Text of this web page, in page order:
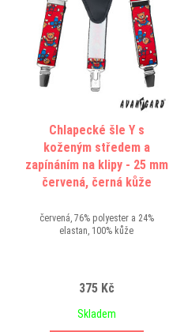
Chlapecké šle Y s
koženým středem a
zapínáním na klipy - 25 mm
červená, černá kůže
červená, 76% polyester a 24%
elastan, 100% kůže
375 Kč
Skladem